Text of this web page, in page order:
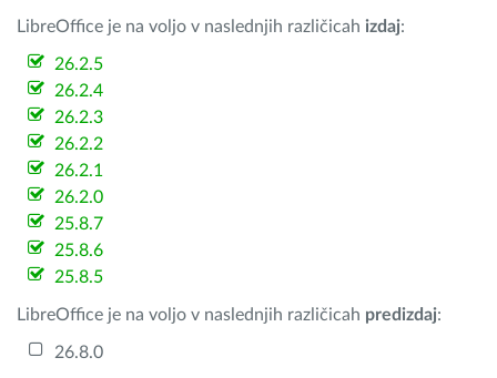
LibreOffice je na voljo v naslednjih različicah izdaj:
26.2.5
26.2.4
26.2.3
26.2.2
26.2.1
26.2.0
25.8.7
25.8.6
25.8.5
LibreOffice je na voljo v naslednjih različicah predizdaj:
26.8.0